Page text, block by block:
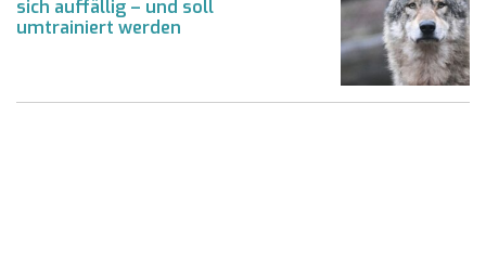
sich auffällig – und soll
umtrainiert werden